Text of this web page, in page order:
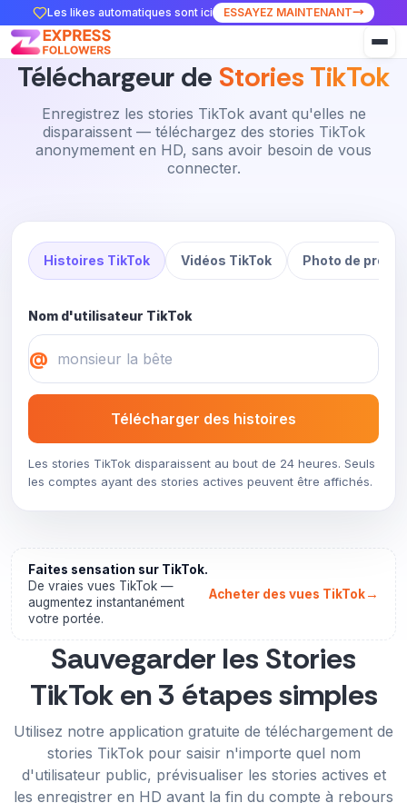
Les likes automatiques sont ici ESSAYEZ MAINTENANT
Téléchargeur de Stories TikTok
Enregistrez les stories TikTok avant qu'elles ne
disparaissent — téléchargez des stories TikTok
anonymement en HD, sans avoir besoin de vous
connecter.
Histoires TikTok Vidéos TikTok Photo de profil
Nom d'utilisateur TikTok
@
Télécharger des histoires
Les stories TikTok disparaissent au bout de 24 heures. Seuls
les comptes ayant des stories actives peuvent être affichés.
Faites sensation sur TikTok.
De vraies vues TikTok —
augmentez instantanément
votre portée.
Acheter des vues TikTok→
Sauvegarder les Stories
TikTok en 3 étapes simples
Utilisez notre application gratuite de téléchargement de
stories TikTok pour saisir n'importe quel nom
d'utilisateur public, prévisualiser les stories actives et
les enregistrer en HD avant la fin du compte à rebours